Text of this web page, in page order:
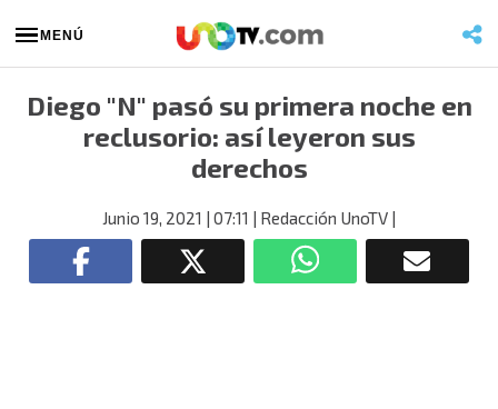
MENÚ
Diego "N" pasó su primera noche en
reclusorio: así leyeron sus
derechos
Junio 19, 2021 | 07:11 | Redacción UnoTV |